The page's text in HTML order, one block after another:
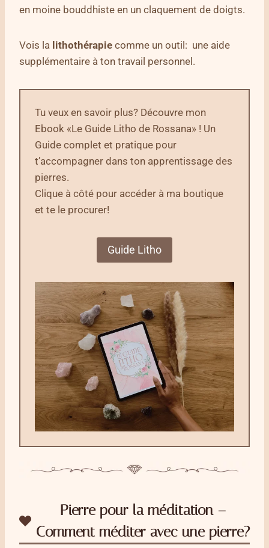
en moine bouddhiste en un claquement de doigts.
Vois la lithothérapie comme un outil: une aide
supplémentaire à ton travail personnel.
Tu veux en savoir plus? Découvre mon
Ebook «Le Guide Litho de Rossana» ! Un
Guide complet et pratique pour
t’accompagner dans ton apprentissage des
pierres.
Clique à côté pour accéder à ma boutique
et te le procurer!
Guide Litho
Pierre pour la méditation –
Comment méditer avec une pierre?